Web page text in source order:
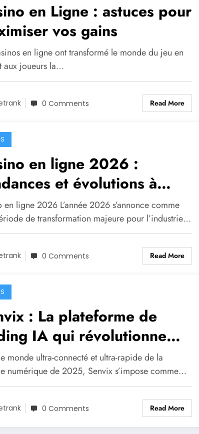
en Ligne : astuces pour
vos gains
en ligne ont transformé le monde du jeu en
aux joueurs la…
0 Comments Read More
en ligne 2026 :
et évolutions à
en ligne 2026 L’année 2026 s’annonce comme
de transformation majeure pour l’industrie…
0 Comments Read More
: La plateforme de
IA qui révolutionne
en 2025
monde ultra-connecté et ultra-rapide de la
numérique de 2025, Senvix s’impose comme…
0 Comments Read More